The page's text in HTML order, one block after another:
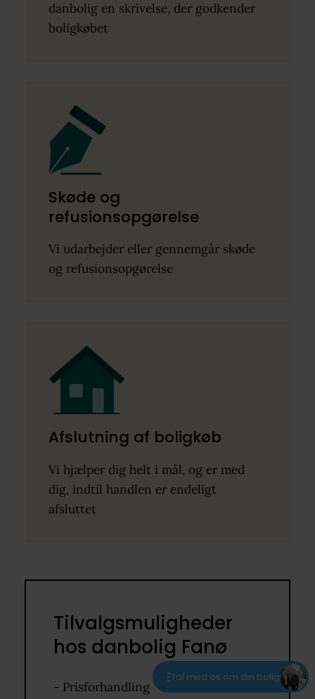
Tal med os om din bolig
danbolig en skrivelse, der godkender
boligkøbet
Skøde og
refusionsopgørelse
Vi udarbejder eller gennemgår skøde
og refusionsopgørelse
Afslutning af boligkøb
Vi hjælper dig helt i mål, og er med
dig, indtil handlen er endeligt
afsluttet
Tilvalgsmuligheder
hos danbolig Fanø
- Prisforhandling